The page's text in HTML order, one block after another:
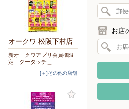
オークワ 松阪下村店
新オークワアプリ会員様限
定 クータッチ＿
[＋]その他の店舗
お店